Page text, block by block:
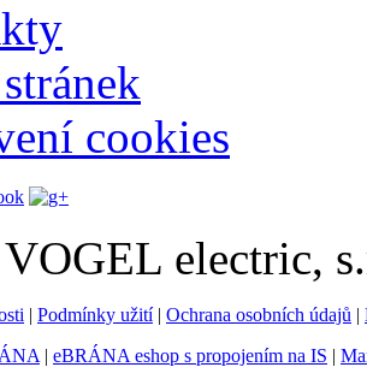
cookies
electric,
| Podmínky užití| Ochrana osobních údajů |
| eBRÁNA eshop s propojením na IS |